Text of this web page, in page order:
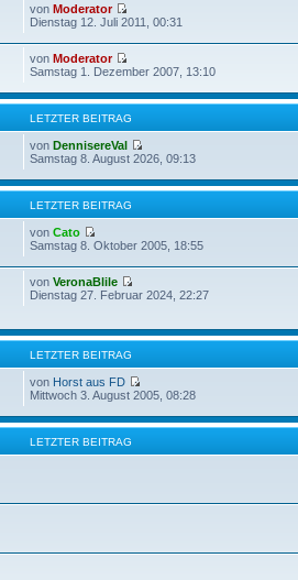
vonModerator
Dienstag 12. Juli 2011, 00:31
vonModerator
Samstag 1. Dezember 2007, 13:10
LETZTER BEITRAG
vonDennisereVal
Samstag 8. August 2026, 09:13
LETZTER BEITRAG
vonCato
Samstag 8. Oktober 2005, 18:55
vonVeronaBlile
Dienstag 27. Februar 2024, 22:27
LETZTER BEITRAG
von Horst aus FD
Mittwoch 3. August 2005, 08:28
LETZTER BEITRAG